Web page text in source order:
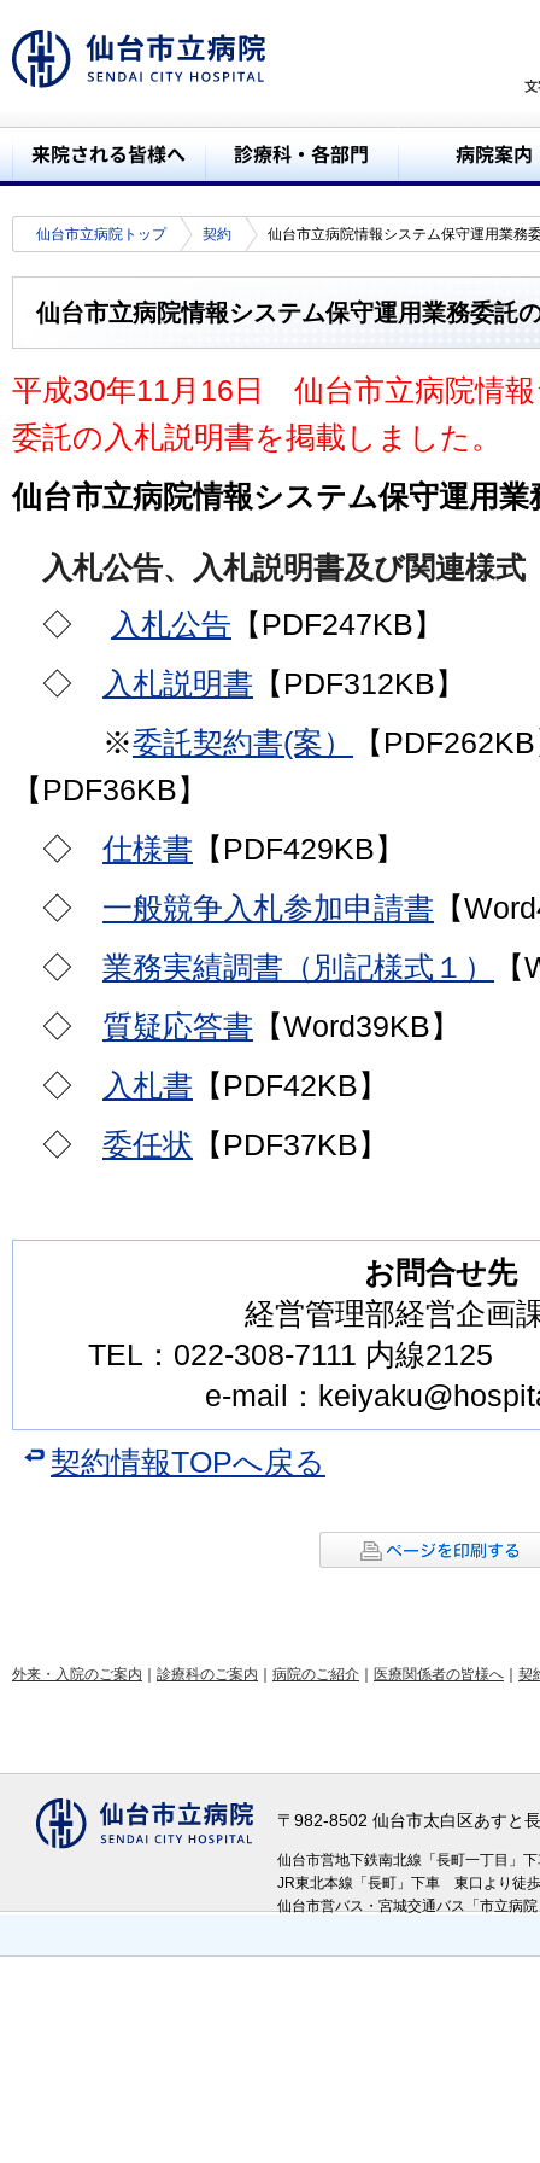
仙台市立病院トップ 契約 仙台市立病院情報システム保守運用業務
仙台市立病院情報システム保守運用業務委託
平成30年11月16日 仙台市立病院情
委託の入札説明書を掲載しました。
仙台市立病院情報システム保守運用業
入札公告、入札説明書及び関連様式
◇
入札公告 【PDF247KB】
◇
入札説明書 【PDF312KB】
※委託契約書(案）
【
【PDF36KB】
◇ 仕様書 【PDF429KB】
◇ 一般競争入札参加申請書 【
◇ 業務実績調書（別記様式１）
◇ 質疑応答書 【Word39KB】
◇
入札書 【PDF42KB】
◇ 委任状 【PDF37KB】
お問合せ先
経営管理部経営企画
TEL：022-308-7111 内線2125
e-mail：
契約情報TOPへ戻る
外来・入院のご案内 診療科のご案内 病院のご紹介 医療関係者の皆様へ 契
〒982-8502 仙台市太白区あす
仙台市営地下鉄南北線「長町一丁目
JR東北本線「長町」下車 東口より徒
仙台市営バス・宮城交通バス「市立病